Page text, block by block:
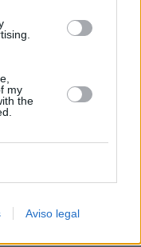
my
the
Aviso legal